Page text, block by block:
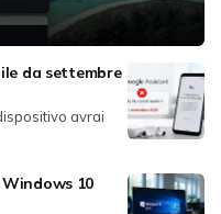
da settembre
avrai
10